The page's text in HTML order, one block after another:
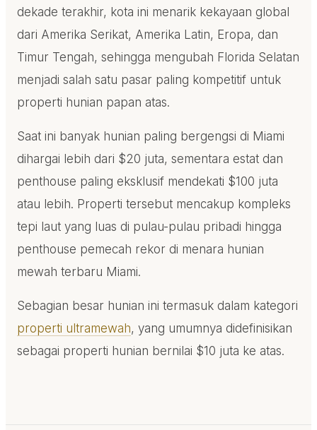
dekade terakhir, kota ini menarik kekayaan global
dari Amerika Serikat, Amerika Latin, Eropa, dan
Timur Tengah, sehingga mengubah Florida Selatan
menjadi salah satu pasar paling kompetitif untuk
properti hunian papan atas.
Saat ini banyak hunian paling bergengsi di Miami
dihargai lebih dari $20 juta, sementara estat dan
penthouse paling eksklusif mendekati $100 juta
atau lebih. Properti tersebut mencakup kompleks
tepi laut yang luas di pulau-pulau pribadi hingga
penthouse pemecah rekor di menara hunian
mewah terbaru Miami.
Sebagian besar hunian ini termasuk dalam kategori
properti ultramewah, yang umumnya didefinisikan
sebagai properti hunian bernilai $10 juta ke atas.